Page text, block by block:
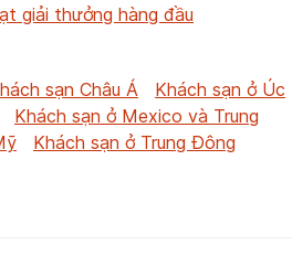
giải thưởng hàng đầu
sạn Châu Á
Khách sạn ở Úc
Khách sạn ở Mexico và Trung
Khách sạn ở Trung Đông